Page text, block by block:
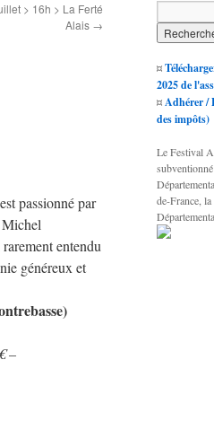
> 16h > La Ferté
Alais →
passionné par
entendu
généreux et
–
¤
2025 de
¤Adhérer /
des impôts)
Le Festival
de-France,